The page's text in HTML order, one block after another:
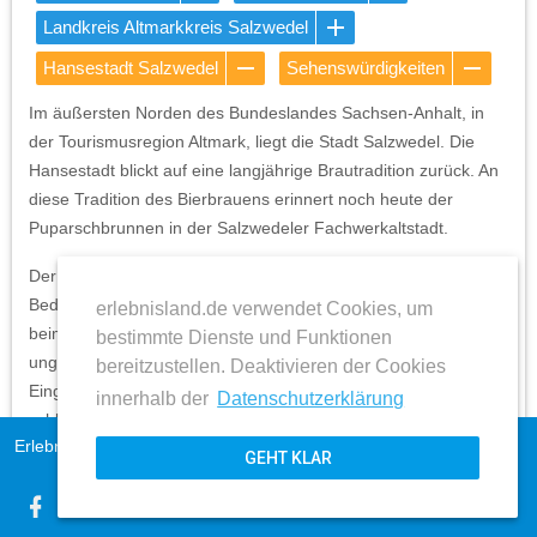
erlebnisland.de verwendet Cookies, um
bestimmte Dienste und Funktionen
bereitzustellen. Deaktivieren der Cookies
innerhalb der Datenschutzerklärung
GEHT KLAR
Landkreis Altmarkkreis Salzwedel
Hansestadt Salzwedel
Sehenswürdigkeiten
Im äußersten Norden des Bundeslandes Sachsen-Anhalt, in
der Tourismusregion Altmark, liegt die Stadt Salzwedel. Die
Hansestadt blickt auf eine langjährige Brautradition zurück. An
diese Tradition des Bierbrauens erinnert noch heute der
Puparschbrunnen in der Salzwedeler Fachwerkaltstadt.
Der Puparschbrunnen sollte die Bürger Salzwedels die
Bedeutung der Reinheit des Wassers, der wichtigsten Zutat
beim Bierbrauen, erinnern, da das Wasser der Jeetze damals
ungeklärt zum Brauen genutzt. Den kleinen Brunnen am
Eingang zum Burggarten zieren zwei pralle Pobacken in einem
schlichten Fachwerk und dem Spruch „Allen wird
bekanntgemacht, daß keiner in die Jeetze kackt, denn morgen
wird gebraut“.
Kontakt und Anschrift
Erlebnisland Sachsen-Anhalt
AGB